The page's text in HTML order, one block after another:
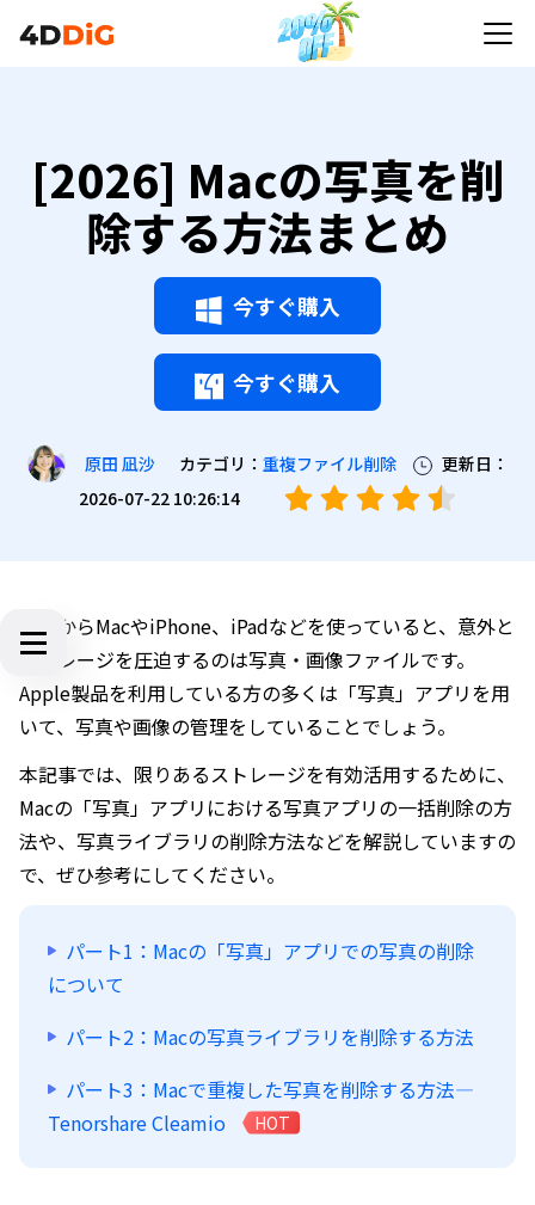
[2026] Macの写真を削
除する方法まとめ
今すぐ購入
今すぐ購入
原田 凪沙 カテゴリ： 重複ファイル削除
更新日：
2026-07-22 10:26:14
日頃からMacやiPhone、iPadなどを使っていると、意外と
ストレージを圧迫するのは写真・画像ファイルです。
Apple製品を利用している方の多くは「写真」アプリを用
いて、写真や画像の管理をしていることでしょう。
本記事では、限りあるストレージを有効活用するために、
Macの「写真」アプリにおける写真アプリの一括削除の方
法や、写真ライブラリの削除方法などを解説していますの
で、ぜひ参考にしてください。
パート1：Macの「写真」アプリでの写真の削除
について
パート2：Macの写真ライブラリを削除する方法
パート3：Macで重複した写真を削除する方法—
Tenorshare Cleamio
HOT